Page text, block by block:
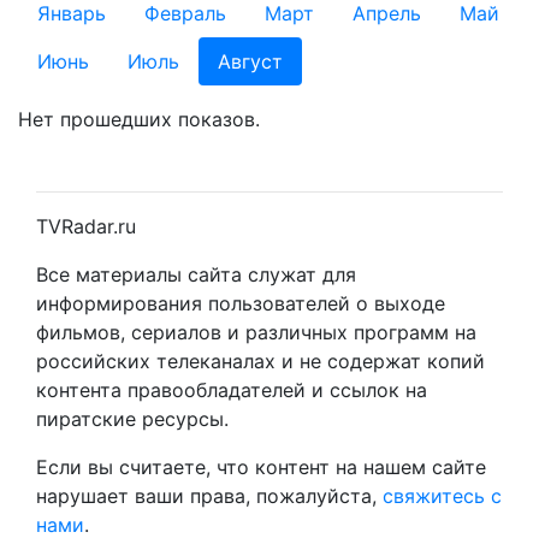
Январь Февраль Март Апрель
Май
Июнь
Июль Август
Нет прошедших показов.
TVRadar.ru
Все материалы сайта служат для
информирования пользователей о выходе
фильмов, сериалов и различных программ на
российских телеканалах и не содержат копий
контента правообладателей и ссылок на
пиратские ресурсы.
Если вы считаете, что контент на нашем сайте
нарушает ваши права, пожалуйста, свяжитесь с
нами.